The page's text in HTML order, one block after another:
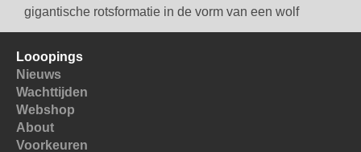
gigantische rotsformatie in de vorm van een wolf
Looopings
Nieuws
Wachttijden
Webshop
About
Voorkeuren